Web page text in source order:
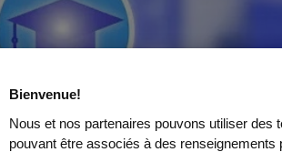
Bienvenue!
Nous et nos partenaires pouvons utiliser des
pouvant être associés à des